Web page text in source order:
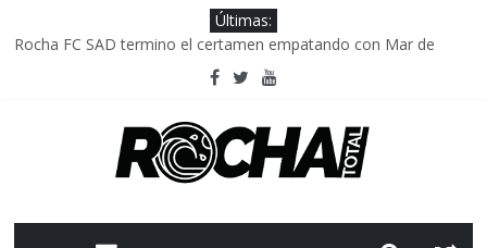
Últimas:
Rocha FC SAD termino el certamen empatando con Mar de
Delegación parlamentaria uruguaya llega a Israel; el Frente
Caso Charles Carrera: la causa que sobrevivió al paso del tiempo
Criminalidad en Uruguay: menos delitos,los homicidios son lo